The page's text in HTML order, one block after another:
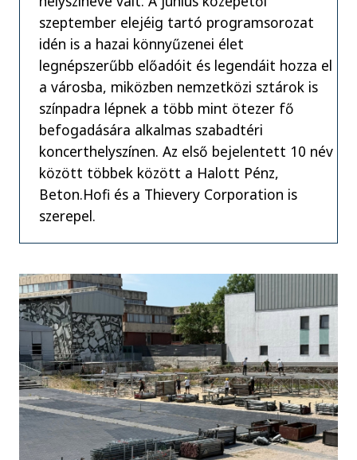
szeptember elejéig tartó programsorozat
idén is a hazai könnyűzenei élet
legnépszerűbb előadóit és legendáit hozza el
a városba, miközben nemzetközi sztárok is
színpadra lépnek a több mint ötezer fő
befogadására alkalmas szabadtéri
koncerthelyszínen. Az első bejelentett 10 név
között többek között a Halott Pénz,
Beton.Hofi és a Thievery Corporation is
szerepel.